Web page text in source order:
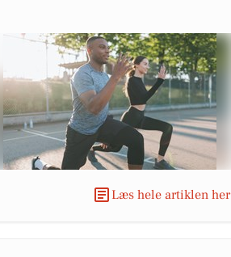
Læs hele artiklen her